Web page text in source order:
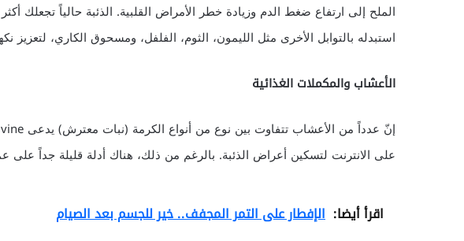
الملح إلى ارتفاع ضغط الدم وزيادة خطر الأمراض القلبية. الذئبة حالياً تجعلك
استبدله بالتوابل الأخرى مثل الليمون، الثوم، الفلفل، ومسحوق الكاري، لتعزيز
الأعشاب والمكملات الغذائية
على الانترنت لتسكين أعراض الذئبة. بالرغم من ذلك، هناك أدلة قليلة جداً
اقرأ أيضا: الإفطار على التمر المجفف.. خير للجسم بعد الصيام